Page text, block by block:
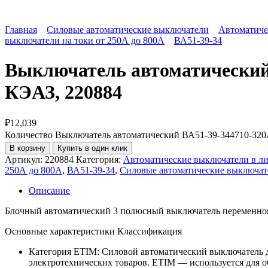
Главная Силовые автоматические выключатели
выключатели на токи от 250А до 800А
ВА51-39-34
Выключатель
КЭАЗ, 220884
₽12,039
Количество Выключатель автоматический ВА51-39-
В корзину Купить в один клик
Артикул: 220884 Категория: Автоматические выключатели в
250А до 800А, ВА51-39-34, Силовые автоматические
Описание
Блочный автоматический 3 полюсный выключатель
Основные характеристики Классификация
Категория ETIM: Силовой автоматический выключатель
электротехнических товаров. ETIM — используется